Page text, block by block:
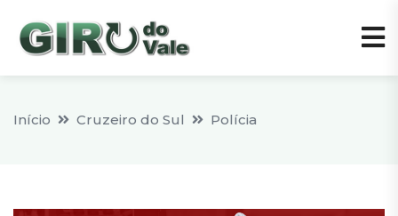
Início Cruzeiro do Sul Polícia